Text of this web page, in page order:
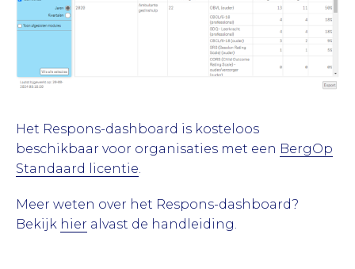
Het Respons-dashboard is kosteloos
beschikbaar voor organisaties met een BergOp
Standaard licentie.
Meer weten over het Respons-dashboard?
Bekijk hier alvast de handleiding.